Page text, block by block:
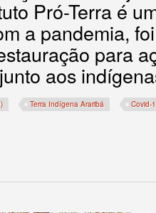
Pró-Terra é
a pandemia,
para
aos
Terra Indígena Araribá Covid-